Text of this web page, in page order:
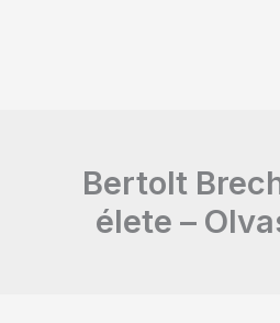
Bertolt
élete –